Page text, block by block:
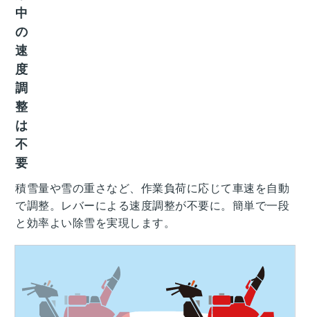
中
の
速
度
調
整
は
不
要
積雪量や雪の重さなど、作業負荷に応じて車速を自動
で調整。レバーによる速度調整が不要に。簡単で一段
と効率よい除雪を実現します。